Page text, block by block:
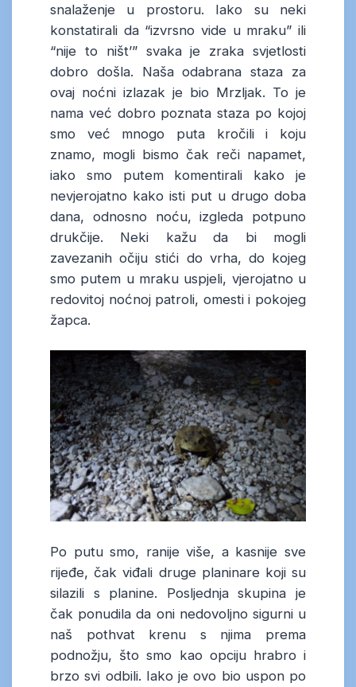
snalaženje u prostoru. Iako su neki
konstatirali da “izvrsno vide u mraku” ili
“nije to ništ’” svaka je zraka svjetlosti
dobro došla. Naša odabrana staza za
ovaj noćni izlazak je bio Mrzljak. To je
nama već dobro poznata staza po kojoj
smo već mnogo puta kročili i koju
znamo, mogli bismo čak reči napamet,
iako smo putem komentirali kako je
nevjerojatno kako isti put u drugo doba
dana, odnosno noću, izgleda potpuno
drukčije. Neki kažu da bi mogli
zavezanih očiju stići do vrha, do kojeg
smo putem u mraku uspjeli, vjerojatno u
redovitoj noćnoj patroli, omesti i pokojeg
žapca.
Po putu smo, ranije više, a kasnije sve
rijeđe, čak viđali druge planinare koji su
silazili s planine. Posljednja skupina je
čak ponudila da oni nedovoljno sigurni u
naš pothvat krenu s njima prema
podnožju, što smo kao opciju hrabro i
brzo svi odbili. Iako je ovo bio uspon po